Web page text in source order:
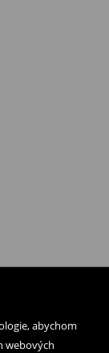
abychom
webových